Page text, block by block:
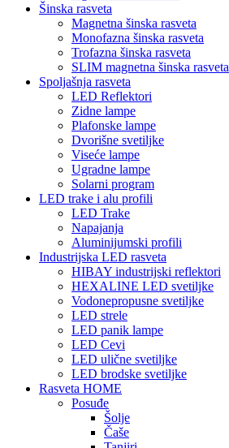
Šinska rasveta
Magnetna šinska rasveta
Monofazna šinska rasveta
Trofazna šinska rasveta
SLIM magnetna šinska rasveta
Spoljašnja rasveta
LED Reflektori
Zidne lampe
Plafonske lampe
Dvorišne svetiljke
Viseće lampe
Ugradne lampe
Solarni program
LED trake i alu profili
LED Trake
Napajanja
Aluminijumski profili
Industrijska LED rasveta
HIBAY industrijski reflektori
HEXALINE LED svetiljke
Vodonepropusne svetiljke
LED strele
LED panik lampe
LED Cevi
LED ulične svetiljke
LED brodske svetiljke
Rasveta HOME
Posuđe
Šolje
Čaše